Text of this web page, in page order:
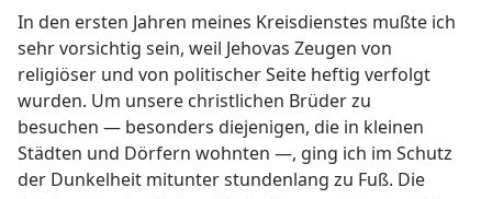
In den ersten Jahren meines Kreisdienstes mußte ich
sehr vorsichtig sein, weil Jehovas Zeugen von
religiöser und von politischer Seite heftig verfolgt
wurden. Um unsere christlichen Brüder zu
besuchen — besonders diejenigen, die in kleinen
Städten und Dörfern wohnten —, ging ich im Schutz
der Dunkelheit mitunter stundenlang zu Fuß. Die